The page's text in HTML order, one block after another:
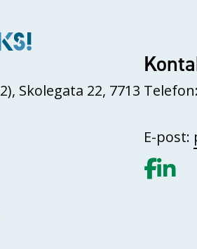
Skolegata 22, 7713 Telefon:
E-post:
Gå til
Gå til